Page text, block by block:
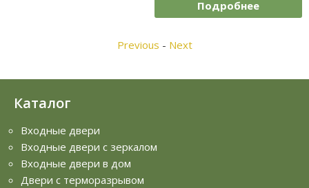
Подробнее
Previous - Next
Каталог
Входные двери
Входные двери с зеркалом
Входные двери в дом
Двери с терморазрывом